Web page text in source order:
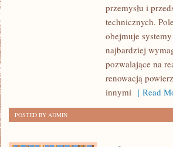
przemysłu i
technicznych.
obejmuje
najbardziej
pozwalające na
renowacją
innymi [ Read
POSTED BY ADMIN